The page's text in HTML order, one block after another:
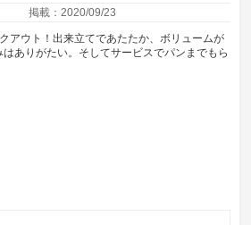
掲載：2020/09/23
アウト！出来立てであたたか、ボリュームが
ありがたい。そしてサービスでパンまでもら